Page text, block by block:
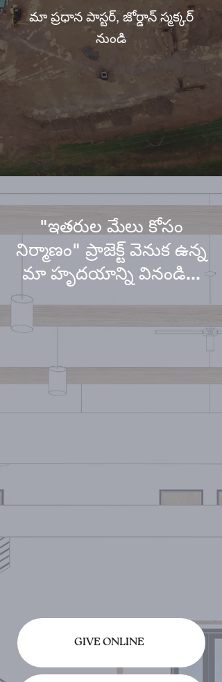
మా ప్రధాన పాస్టర్, జోర్డాన్ స్మక్కర్
నుండి
"ఇతరుల మేలు కోసం
నిర్మాణం" ప్రాజెక్ట్ వెనుక ఉన్న
మా హృదయాన్ని వినండి...
GIVE ONLINE